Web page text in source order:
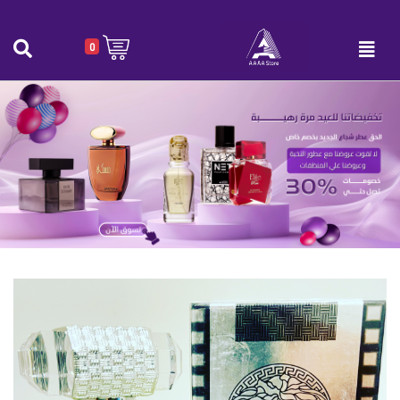
0
عطر Versace Intens الابيض 100 مل
عطر Versace Intens الابيض 100 مل